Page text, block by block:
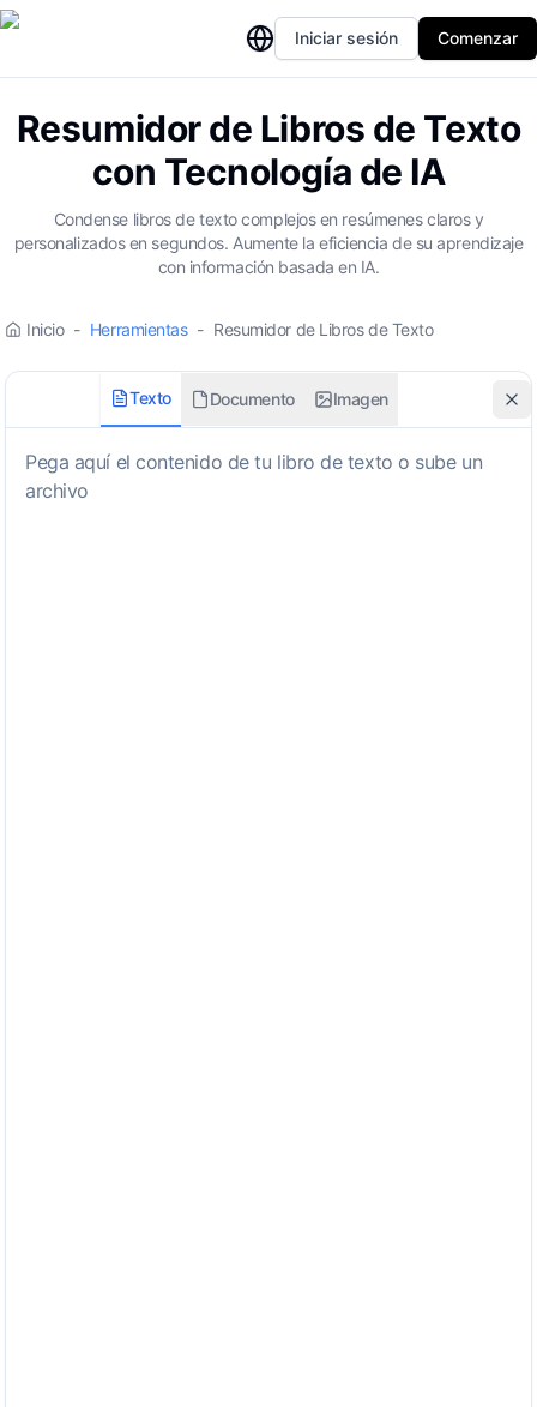
Iniciar sesión Comenzar
Resumidor de Libros de Texto
con Tecnología de IA
Condense libros de texto complejos en resúmenes claros y
personalizados en segundos. Aumente la eficiencia de su aprendizaje
con información basada en IA.
Inicio - Herramientas - Resumidor de Libros de Texto
Texto Documento Imagen